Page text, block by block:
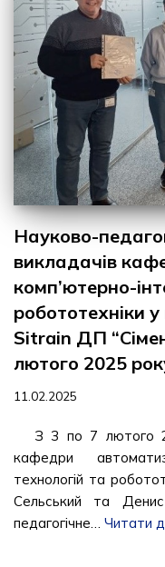
Науково-
викладачів
комп’ютерно-
робототехніки
Sitrain ДП
лютого 2025
11.02.2025
З 3 по 7 лютого
кафедри
технологій та
Сельський та
педагогічне… Читати